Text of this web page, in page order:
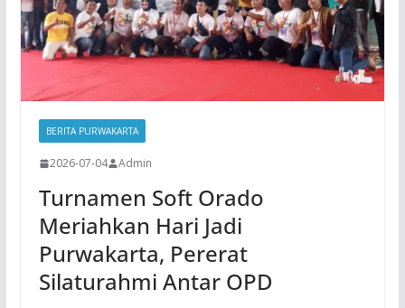
BERITA PURWAKARTA
2026-07-04 Admin
Turnamen Soft Orado
Meriahkan Hari Jadi
Purwakarta, Pererat
Silaturahmi Antar OPD